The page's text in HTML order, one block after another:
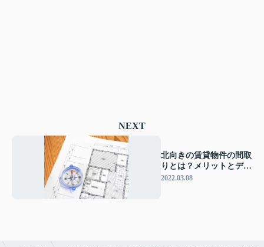
NEXT
北向きの賃貸物件の間取
りとは？メリットとデメ
リットは何？
2022.03.08